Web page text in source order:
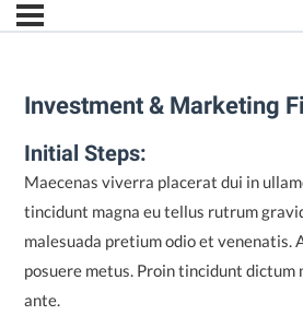
Investment & Marketing
Initial Steps:
Maecenas viverra placerat dui in
tincidunt magna eu tellus rutrum
malesuada pretium odio et venenatis.
posuere metus. Proin tincidunt dictum
ante.